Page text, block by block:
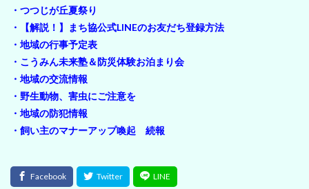
・つつじが丘夏祭り
・【解説！】まち協公式LINEのお友だち登録方法
・地域の行事予定表
・こうみん未来塾＆防災体験お泊まり会
・地域の交流情報
・野生動物、害虫にご注意を
・地域の防犯情報
・飼い主のマナーアップ喚起 続報